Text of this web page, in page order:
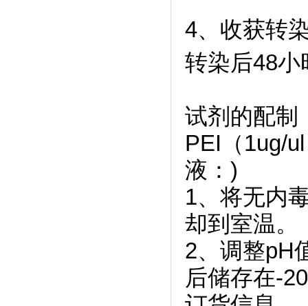
4、收获转
转染后48
试剂的配制
PEI（1ug/
液：)
1、将无内
却到室温。
2、调整pH
后储存在-